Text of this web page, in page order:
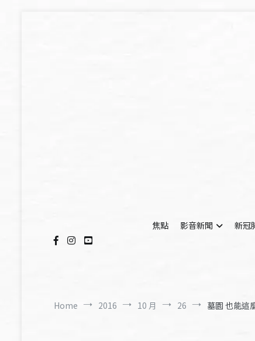
焦點
影音新聞 新冠
Home 2016 10 月 26 墓園 也能這